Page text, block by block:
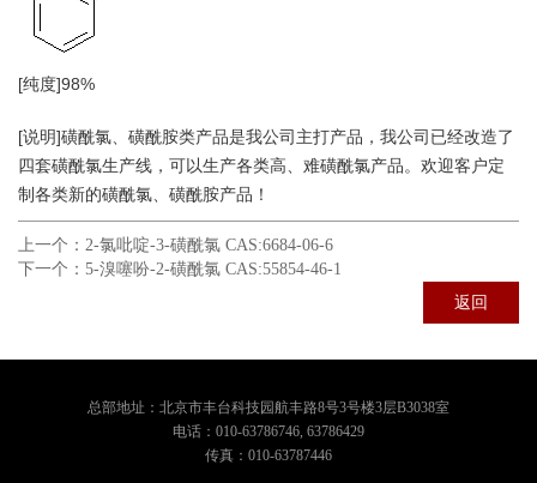
[纯度]98%
[说明]磺酰氯、磺酰胺类产品是我公司主打产品，我公司已经改造了
四套磺酰氯生产线，可以生产各类高、难磺酰氯产品。欢迎客户定
制各类新的磺酰氯、磺酰胺产品！
上一个： 2-氯吡啶-3-磺酰氯 CAS:6684-06-6
下一个： 5-溴噻吩-2-磺酰氯 CAS:55854-46-1
返回
总部地址：北京市丰台科技园航丰路8号3号楼3层B3038室
电话：010-63786746, 63786429
传真：010-63787446